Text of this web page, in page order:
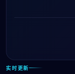
实时更新